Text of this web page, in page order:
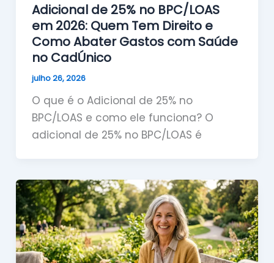
Adicional de 25% no BPC/LOAS
em 2026: Quem Tem Direito e
Como Abater Gastos com Saúde
no CadÚnico
julho 26, 2026
O que é o Adicional de 25% no
BPC/LOAS e como ele funciona? O
adicional de 25% no BPC/LOAS é